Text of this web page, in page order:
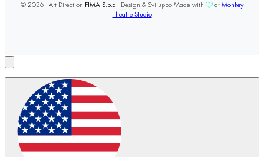
© 2026 - Art Direction FIMA S.p.a - Design & Sviluppo Made with at Monkey
Theatre Studio